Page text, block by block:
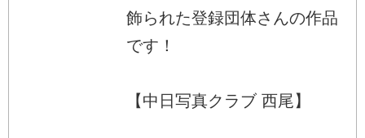
飾られた登録団体さんの作品
です！
【中日写真クラブ 西尾】